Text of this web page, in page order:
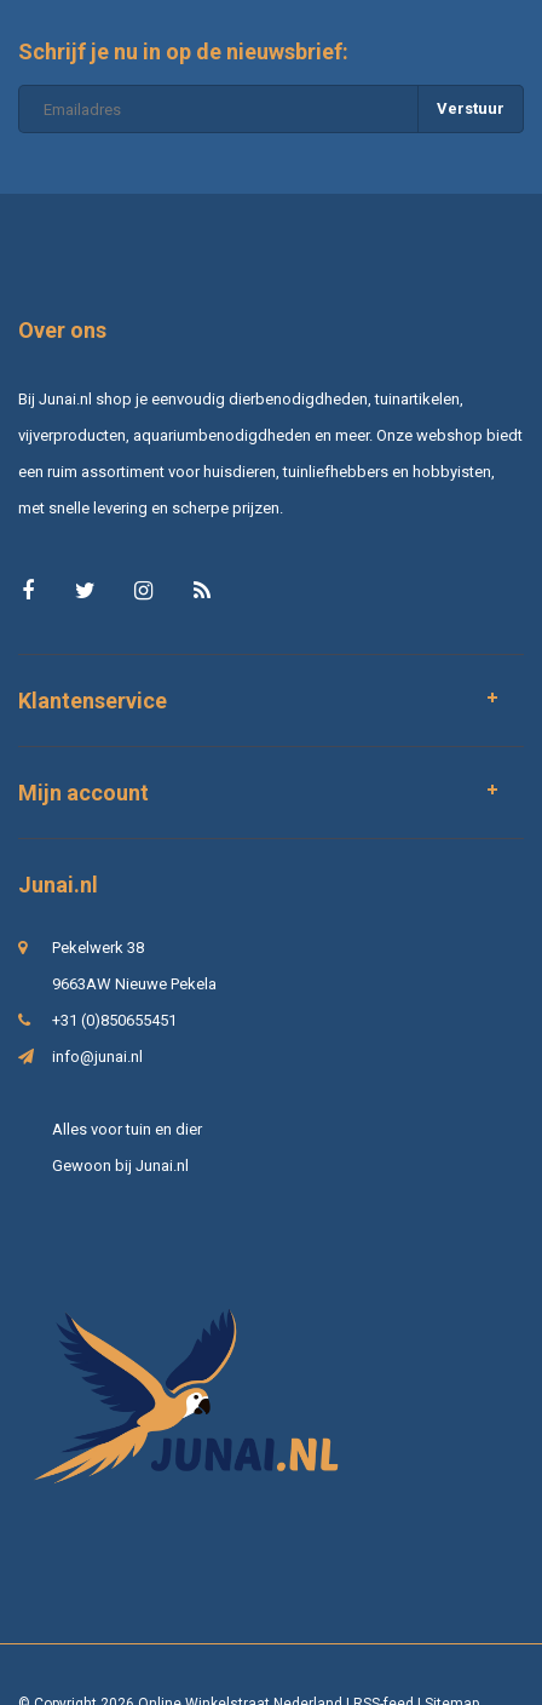
Schrijf je nu in op de nieuwsbrief:
Verstuur
Over ons
Bij Junai.nl shop je eenvoudig dierbenodigdheden, tuinartikelen,
vijverproducten, aquariumbenodigdheden en meer. Onze webshop biedt
een ruim assortiment voor huisdieren, tuinliefhebbers en hobbyisten,
met snelle levering en scherpe prijzen.
Klantenservice
Mijn account
Junai.nl
Pekelwerk 38
9663AW Nieuwe Pekela
+31 (0)850655451
info@junai.nl
Alles voor tuin en dier
Gewoon bij Junai.nl